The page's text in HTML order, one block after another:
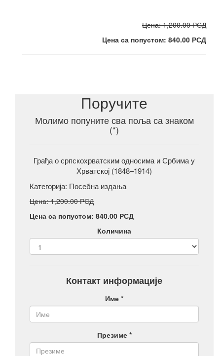
Цена: 1,200.00 РСД
Цена са попустом: 840.00 РСД
Поручите
Молимо попуните сва поља са знаком
(*)
Грађа о српскохрватским односима и Србима у
Хрватској (1848–1914)
Категорија: Посебна издања
Цена: 1,200.00 РСД
Цена са попустом: 840.00 РСД
Количина
Контакт информације
Име *
Презиме *